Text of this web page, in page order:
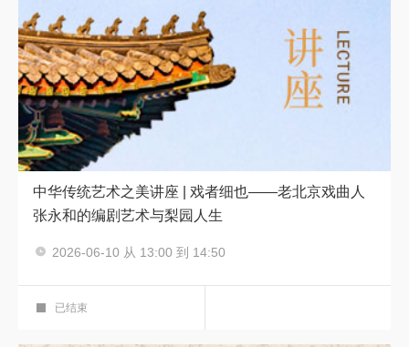
中华传统艺术之美讲座 | 戏者细也——老北京戏曲人
张永和的编剧艺术与梨园人生
2026-06-10 从 13:00 到 14:50
艺术鉴赏厅
已结束